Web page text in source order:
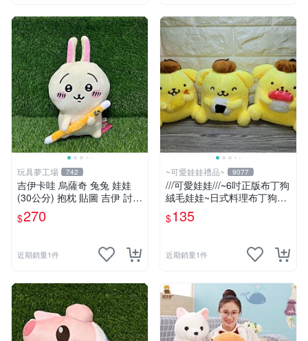
玩具夢工場 742
吉伊卡哇 烏薩奇 兔兔 娃娃
(30公分) 抱枕 貼圖 吉伊 討伐
棒 Chiikawa
$270
近期銷量1件
~可愛娃娃禮品~ 9077
///可愛娃娃///~6吋正版布丁狗
絨毛娃娃~日式料理布丁狗~
壽司~三角飯糰~炸蝦---約15
公分
$135
近期銷量1件